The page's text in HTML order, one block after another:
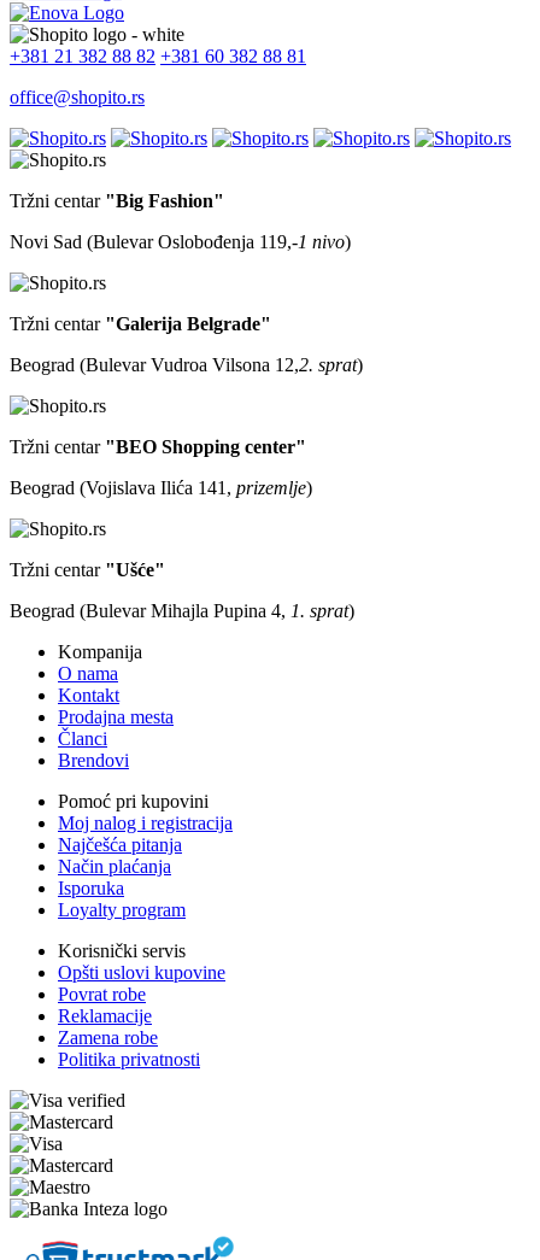
+381 21 382 88 82 +381 60 382 88 81
office@shopito.rs
Tržni centar "Big Fashion"
Novi Sad (Bulevar Oslobođenja 119,-1 nivo)
Tržni centar "Galerija Belgrade"
Beograd (Bulevar Vudroa Vilsona 12,2. sprat)
Tržni centar "BEO Shopping center"
Beograd (Vojislava Ilića 141, prizemlje)
Tržni centar "Ušće"
Beograd (Bulevar Mihajla Pupina 4, 1. sprat)
Kompanija
O nama
Kontakt
Prodajna mesta
Članci
Brendovi
Pomoć pri kupovini
Moj nalog i registracija
Najčešća pitanja
Način plaćanja
Isporuka
Loyalty program
Korisnički servis
Opšti uslovi kupovine
Povrat robe
Reklamacije
Zamena robe
Politika privatnosti